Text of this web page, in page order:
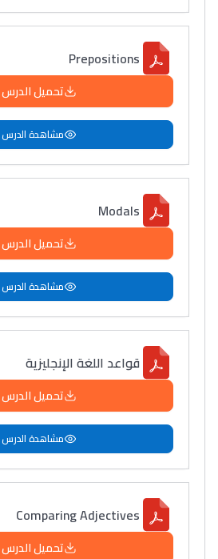
Prepositions
تحميل الدرس
مشاهدة الدرس
Modals
تحميل الدرس
مشاهدة الدرس
قواعد اللغة الإنجليزية
تحميل الدرس
مشاهدة الدرس
Comparing Adjectives
تحميل الدرس